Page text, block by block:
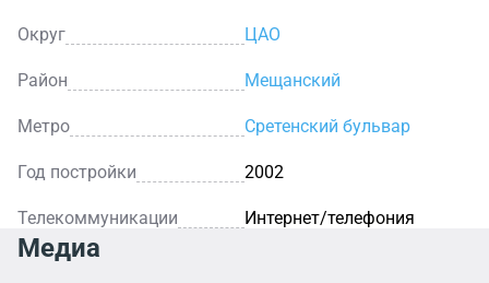
Округ ЦАО
Район Мещанский
Метро Сретенский бульвар
Год постройки 2002
Телекоммуникации Интернет/телефония
Медиа